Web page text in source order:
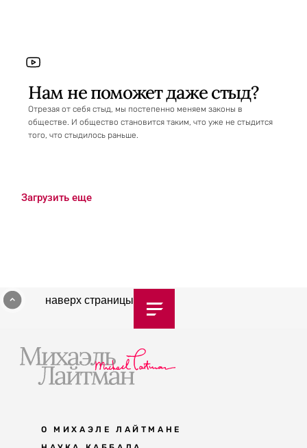
Нам не поможет даже стыд?
Отрезая от себя стыд, мы постепенно меняем законы в
обществе. И общество становится таким, что уже не стыдится
того, что стыдилось раньше.
Загрузить еще
наверх страницы
О МИХАЭЛЕ ЛАЙТМАНЕ